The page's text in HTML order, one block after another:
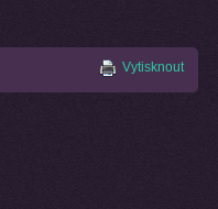
Vytisknout